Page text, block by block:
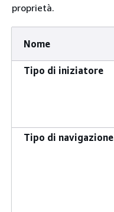
proprietà.
Nome
Tipo di iniziatore
Tipo di navigazione